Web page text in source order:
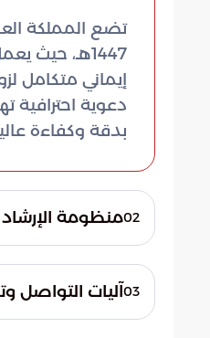
تضع المملكة
1447هـ، حيث
إيماني متكامل
دعوية
بدقة وكفاءة
02منظومة
النبوي، مما03آليات التواصل